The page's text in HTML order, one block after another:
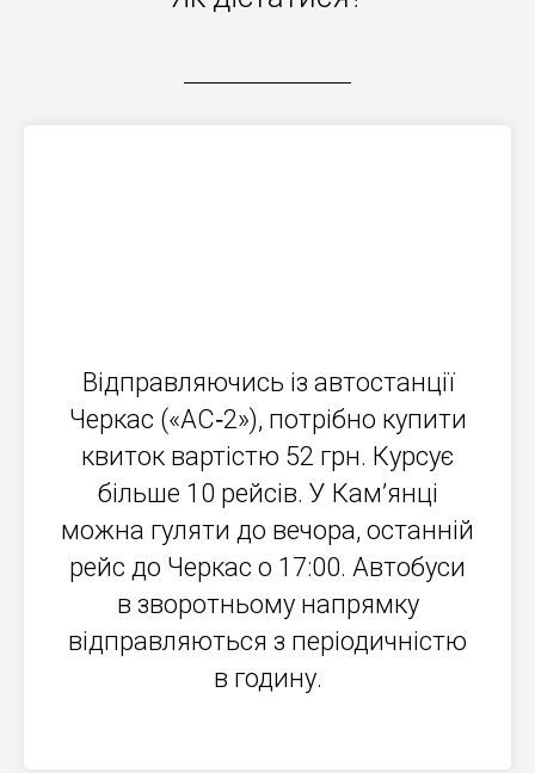
Відправляючись із автостанції
Черкас («АС‐2»), потрібно купити
квиток вартістю 52 грн. Курсує
більше 10 рейсів. У Кам’янці
можна гуляти до вечора, останній
рейс до Черкас о 17:00. Автобуси
в зворотньому напрямку
відправляються з періодичністю
в годину.